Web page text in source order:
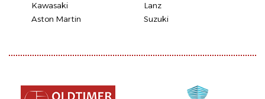
Kawasaki
Lanz
Aston Martin
Suzuki